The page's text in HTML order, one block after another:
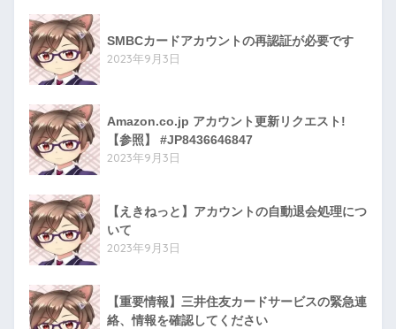
SMBCカードアカウントの再認証が必要です
2023年9月3日
Amazon.co.jp アカウント更新リクエスト!
【参照】 #JP8436646847
2023年9月3日
【えきねっと】アカウントの自動退会処理につ
いて
2023年9月3日
【重要情報】三井住友カードサービスの緊急連
絡、情報を確認してください